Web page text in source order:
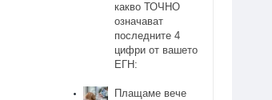
какво ТОЧНО
означават
последните 4
цифри от вашето
ЕГН:
Плащаме вече